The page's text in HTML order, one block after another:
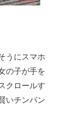
うにスマホ
の子が手を
クロールす
いチンパン